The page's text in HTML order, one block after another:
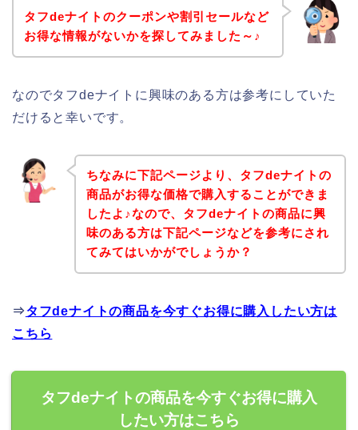
タフdeナイトのクーポンや割引セールなど
お得な情報がないかを探してみました～♪
なのでタフdeナイトに興味のある方は参考にしていた
だけると幸いです。
ちなみに下記ページより、タフdeナイトの
商品がお得な価格で購入することができま
したよ♪なので、タフdeナイトの商品に興
味のある方は下記ページなどを参考にされ
てみてはいかがでしょうか？
⇒タフdeナイトの商品を今すぐお得に購入したい方は
こちら
タフdeナイトの商品を今すぐお得に購入
したい方はこちら